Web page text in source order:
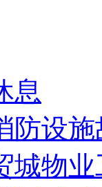
息
防设
城物